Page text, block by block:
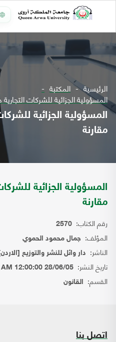
الرئيسية المكتبة
المسؤولية الجزائية للشركات
المسؤولية الجزائية
مقارنة
المسؤولية الجزائية
مقارنة
رقم الكتاب: 2570
المؤلف: جمال محمود الحموي
الناشر: دار وائل للنشر والتوزيع [الاردن]
تاريخ النشر: 28/06/05 12:00:00 AM
القسم: القانون
اتصل بنا